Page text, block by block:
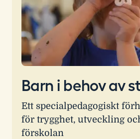
Barn i behov av
Ett specialpedagogiskt
för trygghet, utveckling
förskolan